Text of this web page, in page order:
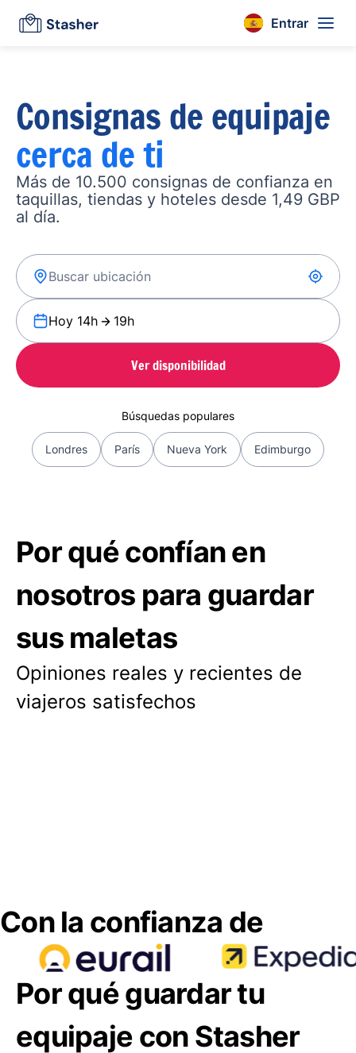
Entrar
Consignas de equipaje
cerca de ti
Más de 10.500 consignas de confianza en
taquillas, tiendas y hoteles desde 1,49 GBP
al día.
Hoy 14h 19h
Ver disponibilidad
Búsquedas populares
Londres París Nueva York Edimburgo
Por qué confían en
nosotros para guardar
sus maletas
Opiniones reales y recientes de
viajeros satisfechos
Con la confianza de
Por qué guardar tu
equipaje con Stasher